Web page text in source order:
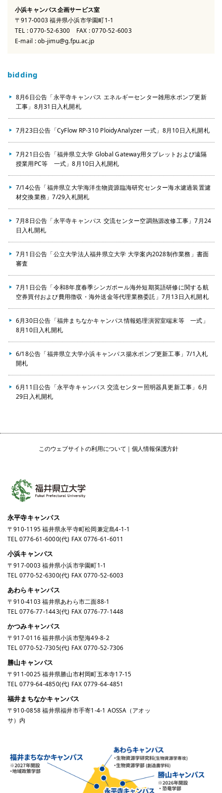
小浜キャンパス企画サービス室
〒917-0003 福井県小浜市学園町1-1
TEL :0770-52-6300 FAX : 0770-52-6003
E-mail :ob-jimu@g.fpu.ac.jp
bidding
8月6日公告「永平寺キャンパス エネルギーセンター雑用水ポンプ更新
工事」8月31日入札開札
7月23日公告「CyFlow RP-310 PloidyAnalyzer 一式」8月10日入札開札
7月21日公告「福井県立大学 Global Gateway用タブレットおよび遠隔
授業用PC等 一式」8月10日入札開札
7/14公告「福井県立大学海洋生物資源臨海研究センター海水濾過装置濾
材交換業務」7/29入札開札
7月8日公告「永平寺キャンパス 交流センター空調熱源改修工事」7月24
日入札開札
7月1日公告「公立大学法人福井県立大学 大学案内2028制作業務」書面
審査
7月1日公告「令和8年度春季シンガポール海外短期英語研修に関する航
空券買付および費用徴収・海外送金等代理業務委託」7月13日入札開札
6月30日公告「福井まちなかキャンパス情報処理演習室端末等 一式」
8月10日入札開札
6/18公告「福井県立大学小浜キャンパス揚水ポンプ更新工事」7/1入札
開札
6月11日公告「永平寺キャンパス 交流センター照明器具更新工事」6月
29日入札開札
このウェブサイトの利用について 個人情報保護方針
永平寺キャンパス
〒910-1195 福井県永平寺町松岡兼定島4-1-1
TEL 0776-61-6000(代) FAX 0776-61-6011
小浜キャンパス
〒917-0003 福井県小浜市学園町1-1
TEL 0770-52-6300(代) FAX 0770-52-6003
あわらキャンパス
〒910-4103 福井県あわら市二面88-1
TEL 0776-77-1443(代) FAX 0776-77-1448
かつみキャンパス
〒917-0116 福井県小浜市堅海49-8-2
TEL 0770-52-7305(代) FAX 0770-52-7306
勝山キャンパス
〒911-0025 福井県勝山市村岡町五本寺17-15
TEL 0779-64-4850(代) FAX 0779-64-4851
福井まちなかキャンパス
〒910-0858 福井県福井市手寄1-4-1 AOSSA（アオッ
サ）内